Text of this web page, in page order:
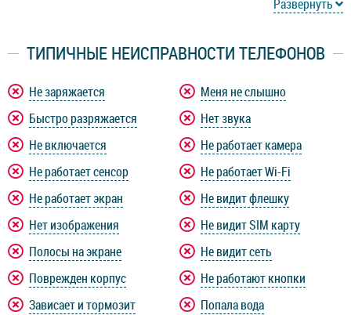
Развернуть
ТИПИЧНЫЕ НЕИСПРАВНОСТИ ТЕЛЕФОНОВ
Не заряжается
Быстро разряжается
Не включается
Не работает сенсор
Не работает экран
Нет изображения
Полосы на экране
Поврежден корпус
Зависает и тормозит
Меня не слышно
Нет звука
Не работает камера
Не работает Wi-Fi
Не видит флешку
Не видит SIM карту
Не видит сеть
Не работают кнопки
Попала вода